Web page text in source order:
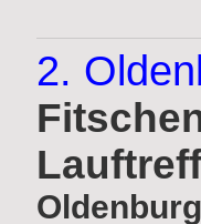
2.
Oldenburg